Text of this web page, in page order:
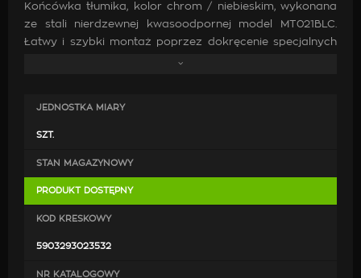
Końcówka tłumika, kolor chrom / niebieskim, wykonana
ze stali nierdzewnej kwasoodpornej model MT021BLC.
Łatwy i szybki montaż poprzez dokręcenie specjalnych
zacisków (po przejechaniu 500-1000km prosimy o
Średnica montażowa: 42 - 50 mm
JEDNOSTKA MIARY
SZT.
STAN MAGAZYNOWY
PRODUKT DOSTĘPNY
KOD KRESKOWY
5903293023532
NR KATALOGOWY